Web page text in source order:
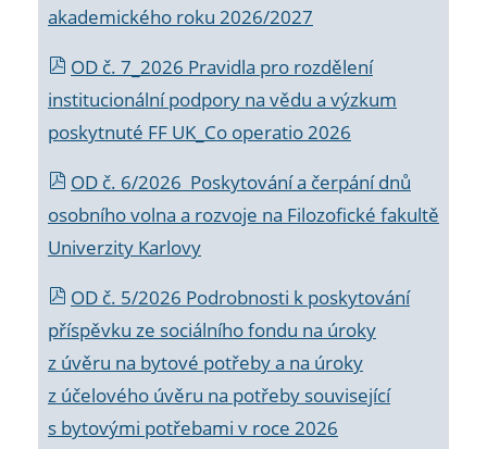
akademického roku 2026/2027
OD č. 7_2026 Pravidla pro rozdělení
institucionální podpory na vědu a výzkum
poskytnuté FF UK_Co operatio 2026
OD č. 6/2026 Poskytování a čerpání dnů
osobního volna a rozvoje na Filozofické fakultě
Univerzity Karlovy
OD č. 5/2026 Podrobnosti k poskytování
příspěvku ze sociálního fondu na úroky
z úvěru na bytové potřeby a na úroky
z účelového úvěru na potřeby související
s bytovými potřebami v roce 2026